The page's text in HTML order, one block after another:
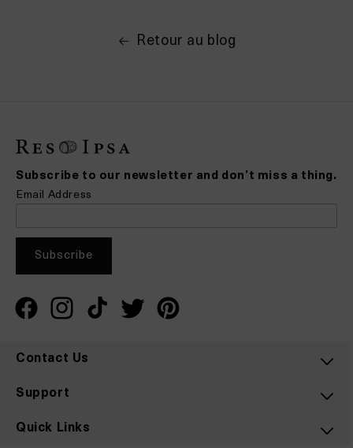
Retour au blog
Subscribe to our newsletter and don’t miss a thing.
Email Address
FacebookInstagramTikTok X Pinterest
Contact Us
Support
Quick Links